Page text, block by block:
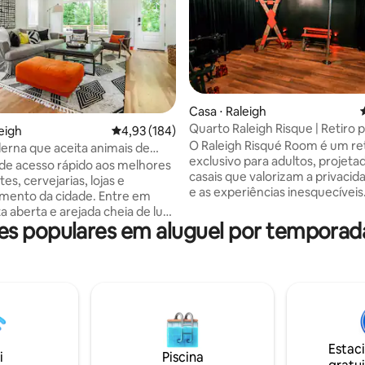
de 5, 157 avaliações4,93 de uma avaliação média de 5, 184
4,93 (184)
que aceita animais de
a poucos minutos do centro
acesso rápido aos melhores
cervejarias, lojas e
da cidade. Entre em
aberta e arejada cheia de luz
totalmente abastecida
um prazer, seja
grande quintal cercado e um
oferecem o local perfeito
e deixar seus bebês peludos
Casa ⋅ Raleigh
Quarto Raleigh Risque | Retiro
e sala de jogos
O Raleigh Risqué Room é um
exclusivo para adultos,
casais que valorizam a
e as experiências inesquecíveis.
mais barata em Raleigh — e isso
intencional. De protocolos de
cada detalhe foi projetado para
as expectativas. Nossas avaliações
consistentes de 5 estrelas
experiência. Banheira de
populares em aluguel por
Piscina